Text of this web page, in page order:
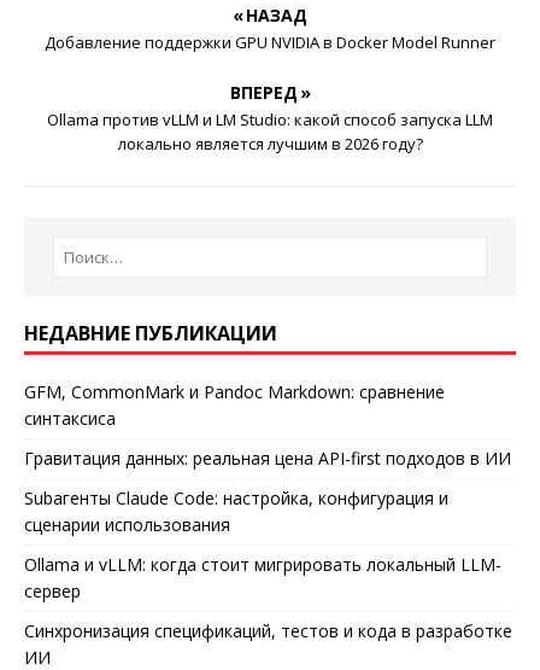
« НАЗАД
Добавление поддержки GPU NVIDIA в Docker Model Runner
ВПЕРЕД »
Ollama против vLLM и LM Studio: какой способ запуска LLM
локально является лучшим в 2026 году?
НЕДАВНИЕ ПУБЛИКАЦИИ
GFM, CommonMark и Pandoc Markdown: сравнение
синтаксиса
Гравитация данных: реальная цена API-first подходов в ИИ
Subагенты Claude Code: настройка, конфигурация и
сценарии использования
Ollama и vLLM: когда стоит мигрировать локальный LLM-
сервер
Синхронизация спецификаций, тестов и кода в разработке
ИИ